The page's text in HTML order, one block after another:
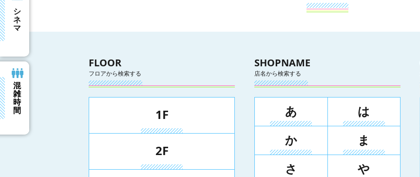
フロアから検索する
FLOOR
1F
2F
店名から検索する
SHOPNAME
あ
か
さ
は
ま
や
シ
ネ
マ
混
雑
時
間